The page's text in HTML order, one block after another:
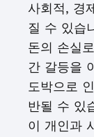
사회적, 경
질 수 있습
돈의 손실
간 갈등을
도박으로
반될 수 있
이 개인과